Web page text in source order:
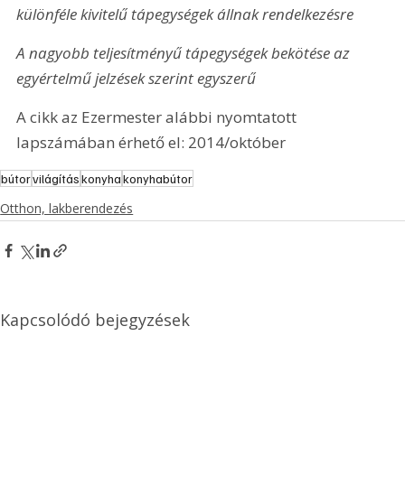
különféle kivitelű tápegységek állnak rendelkezésre
A nagyobb teljesítményű tápegységek bekötése az
egyértelmű jelzések szerint egyszerű
A cikk az Ezermester alábbi nyomtatott
lapszámában érhető el: 2014/október
bútorvilágításkonyhakonyhabútor
Otthon, lakberendezés
Kapcsolódó bejegyzések